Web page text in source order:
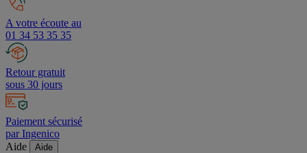
A votre écoute au
01 34 53 35 35
Retour gratuit
sous 30 jours
Paiement sécurisé
par Ingenico
Aide
Aide